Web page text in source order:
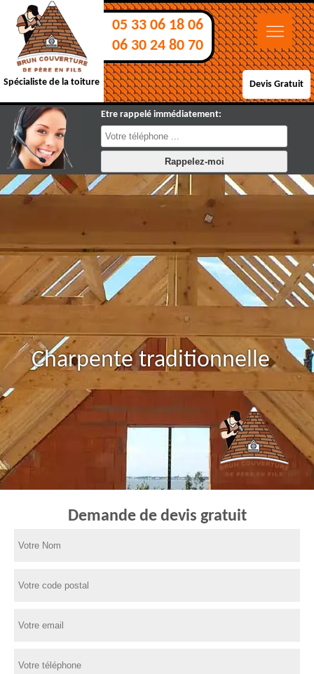
Spécialiste de la toiture
05 33 06 18 06
06 30 24 80 70
Devis Gratuit
Etre rappelé immédiatement:
Charpente traditionnelle
Demande de devis gratuit